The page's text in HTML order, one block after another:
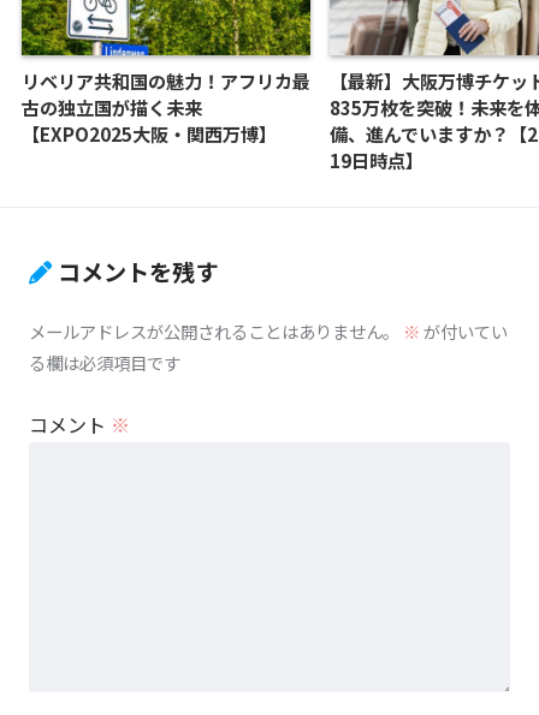
リベリア共和国の魅力！アフリカ最
古の独立国が描く未来
【EXPO2025大阪・関西万博】
【最新】大阪万博チケッ
835万枚を突破！未来を
備、進んでいますか？【
19日時点】
コメントを残す
メールアドレスが公開されることはありません。 ※が付いてい
る欄は必須項目です
コメント ※